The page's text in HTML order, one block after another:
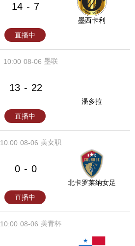
14 - 7
墨西卡利
直播中
08-06
10:00 墨联
13 - 22
潘多拉
直播中
08-06
10:00 美女职
0 - 0
北卡罗莱纳女足
直播中
08-06
10:00 美青杯